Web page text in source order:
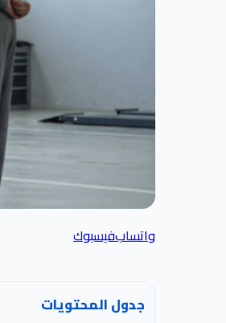
واتسابفيسبوك
جدول المحتويات